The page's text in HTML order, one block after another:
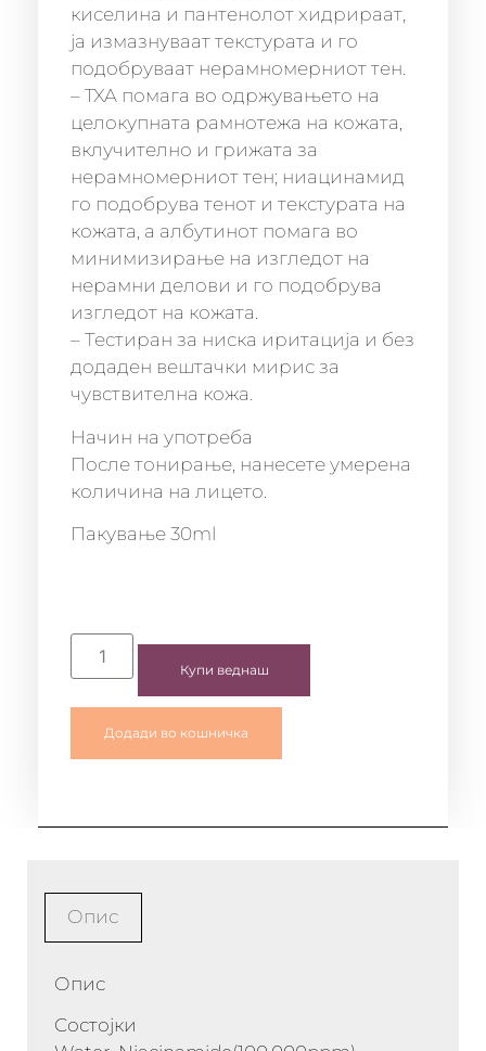
киселина и пантенолот хидрираат,
ја измазнуваат текстурата и го
подобруваат нерамномерниот тен.
– TXA помага во одржувањето на
целокупната рамнотежа на кожата,
вклучително и грижата за
нерамномерниот тен; ниацинамид
го подобрува тенот и текстурата на
кожата, а албутинот помага во
минимизирање на изгледот на
нерамни делови и го подобрува
изгледот на кожата.
– Тестиран за ниска иритација и без
додаден вештачки мирис за
чувствителна кожа.
Начин на употреба
После тонирање, нанесете умерена
количина на лицето.
Пакување 30ml
Купи веднаш
Додади во кошничка
Опис
Опис
Состојки